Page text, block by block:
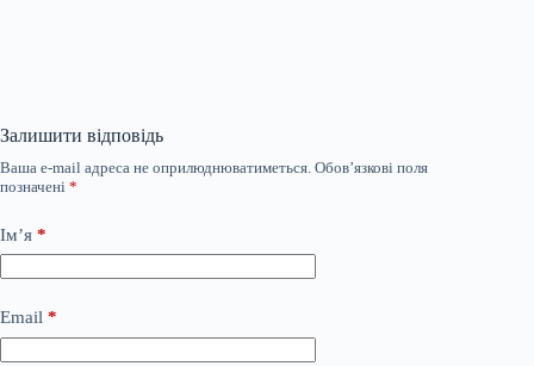
Залишити відповідь
Ваша e-mail адреса не оприлюднюватиметься. Обов’язкові поля
позначені *
Ім’я *
Email *